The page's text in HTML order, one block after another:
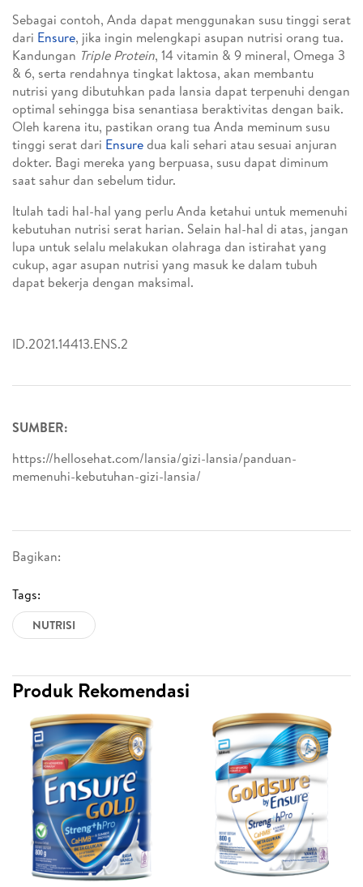
Bagikan:
Tags:
NUTRISI
Sebagai contoh, Anda dapat menggunakan susu tinggi serat
dari Ensure, jika ingin melengkapi asupan nutrisi orang tua.
Kandungan Triple Protein, 14 vitamin & 9 mineral, Omega 3
& 6, serta rendahnya tingkat laktosa, akan membantu
nutrisi yang dibutuhkan pada lansia dapat terpenuhi dengan
optimal sehingga bisa senantiasa beraktivitas dengan baik.
Oleh karena itu, pastikan orang tua Anda meminum susu
tinggi serat dari Ensuredua kali sehari atau sesuai anjuran
dokter. Bagi mereka yang berpuasa, susu dapat diminum
saat sahur dan sebelum tidur.
Itulah tadi hal-hal yang perlu Anda ketahui untuk memenuhi
kebutuhan nutrisi serat harian. Selain hal-hal di atas, jangan
lupa untuk selalu melakukan olahraga dan istirahat yang
cukup, agar asupan nutrisi yang masuk ke dalam tubuh
dapat bekerja dengan maksimal.
ID.2021.14413.ENS.2
SUMBER:
https://hellosehat.com/lansia/gizi-lansia/panduan-
memenuhi-kebutuhan-gizi-lansia/
Produk Rekomendasi